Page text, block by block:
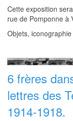
Cette exposition
rue de Pomponne à
Objets,
6 frères
lettres des
1914-1918.